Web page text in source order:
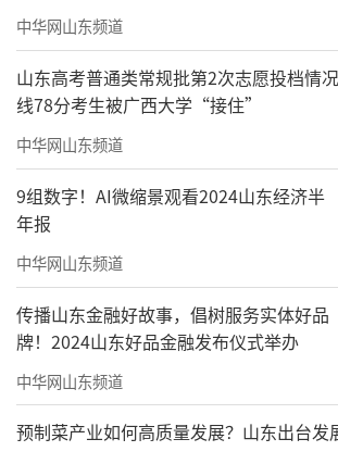
宋永进
江），著名油画家、美术批评
于中国美术学院美术教育系，
中华网山东频道
山东高考普通类常规批第2次志愿投档情
线78分考生被广西大学“接住”
中华网山东频道
9组数字！AI微缩景观看2024山东经济半
年报
中华网山东频道
传播山东金融好故事，倡树服务实体好品
牌！2024山东好品金融发布仪式举办
中华网山东频道
预制菜产业如何高质量发展？山东出台发